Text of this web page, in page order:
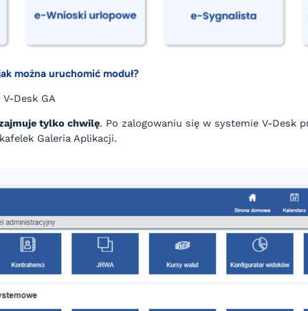
można uruchomić moduł?
Desk GA
tylko chwilę. Po zalogowaniu się w systemie V-Desk
Galeria Aplikacji.